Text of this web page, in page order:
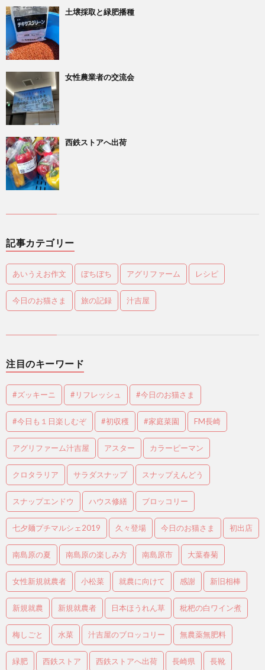
土壌採取と緑肥播種
女性農業者の交流会
西鉄ストアへ出荷
記事カテゴリー
あいうえお作文 ぼちぼち アグリファーム レシピ
今日のお猫さま 旅の記録 汁吉屋
注目のキーワード
#ズッキーニ #リフレッシュ #今日のお猫さま
#今日も１日楽しむぞ #初収穫 #家庭菜園 FM長崎
アグリファーム汁吉屋 アスター カラーピーマン
クロタラリア サラダスナップ スナップえんどう
スナップエンドウ ハウス修繕 ブロッコリー
七夕麺プチマルシェ2019 久々登場 今日のお猫さま 初出店
南島原の夏 南島原の楽しみ方 南島原市 大葉春菊
女性新規就農者 小松菜 就農に向けて 感謝 新旧相棒
新規就農 新規就農者 日本ほうれん草 枇杷の白ワイン煮
梅しごと 水菜 汁吉屋のブロッコリー 無農薬無肥料
緑肥 西鉄ストア 西鉄ストアへ出荷 長崎県 長靴